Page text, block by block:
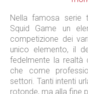
Nella famosa serie
Squid Game un
competizione dei
unico elemento, il
fedelmente la realtà
che come
settori. Tanti intenti
rotonde, ma alla fine